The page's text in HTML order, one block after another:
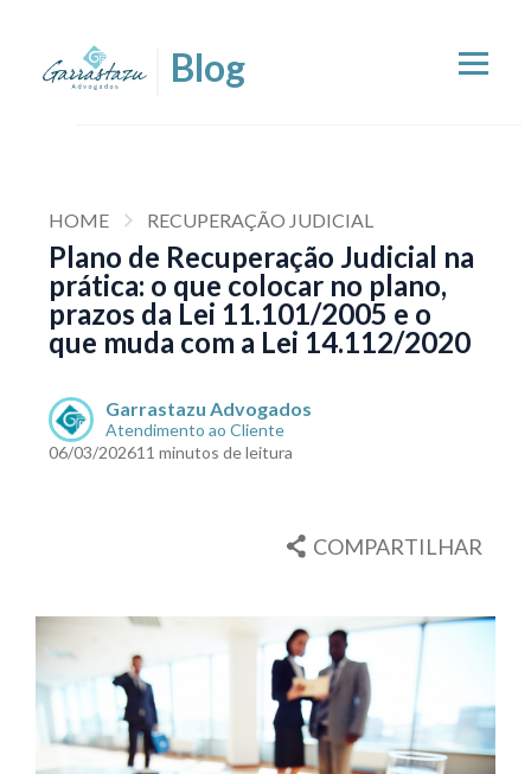
HOME RECUPERAÇÃO JUDICIAL
Plano de Recuperação Judicial na
prática: o que colocar no plano,
prazos da Lei 11.101/2005 e o
que muda com a Lei 14.112/2020
Garrastazu Advogados
Atendimento ao Cliente
06/03/202611 minutos de leitura
COMPARTILHAR